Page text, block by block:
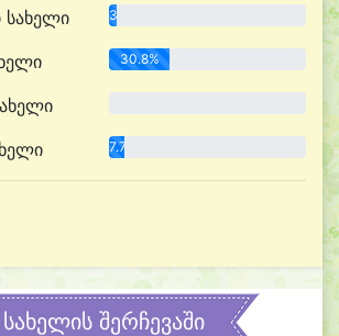
სახელი 3.8%
30.8%
7.7%
შერჩევაში